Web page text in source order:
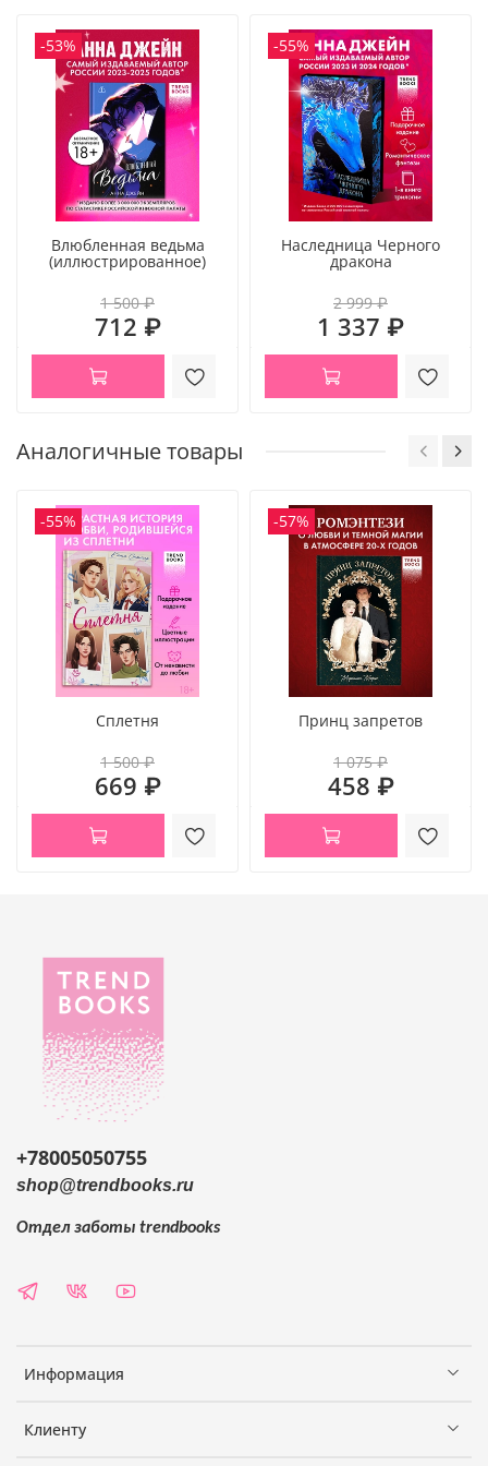
Лучший любовный роман по версии AMAZON
Выбор Apple Books
В книге есть #романтика #интрига #глубокие эмоции
Новинка для всех поклонников Колин Гувер и Анны
Возраст 18+
-53%
Влюбленная ведьма
(иллюстрированное)
1 500 ₽
712 ₽
-55%
Наследница Черного
дракона
2 999 ₽
1 337 ₽
Аналогичные товары
-55%
Сплетня
1 500 ₽
669 ₽
-57%
Принц запретов
1 075 ₽
458 ₽
Информация
Клиенту
+78005050755
shop@trendbooks.ru
Отдел заботы trendbooks